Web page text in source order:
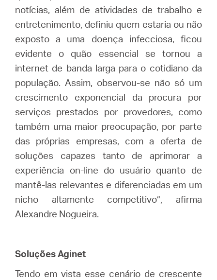
notícias, além de atividades de trabalho e
entretenimento, definiu quem estaria ou não
exposto a uma doença infecciosa, ficou
evidente o quão essencial se tornou a
internet de banda larga para o cotidiano da
população. Assim, observou-se não só um
crescimento exponencial da procura por
serviços prestados por provedores, como
também uma maior preocupação, por parte
das próprias empresas, com a oferta de
soluções capazes tanto de aprimorar a
experiência on-line do usuário quanto de
mantê-las relevantes e diferenciadas em um
nicho altamente competitivo”, afirma
Alexandre Nogueira.
Soluções Aginet
Tendo em vista esse cenário de crescente